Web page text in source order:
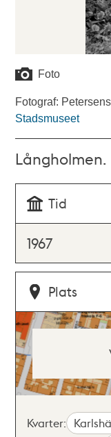
Foto
Fotograf:
Stadsmuseet
Långholmen.
Tid
1967
Plats
Kvarter: